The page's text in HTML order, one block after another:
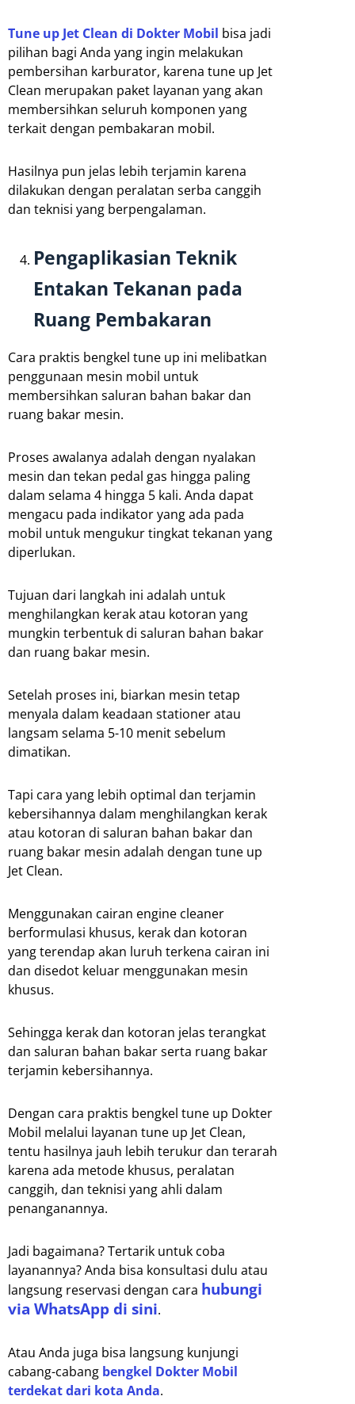
Tune up Jet Clean di Dokter Mobil bisa jadi
pilihan bagi Anda yang ingin melakukan
pembersihan karburator, karena tune up Jet
Clean merupakan paket layanan yang akan
membersihkan seluruh komponen yang
terkait dengan pembakaran mobil.
Hasilnya pun jelas lebih terjamin karena
dilakukan dengan peralatan serba canggih
dan teknisi yang berpengalaman.
Pengaplikasian Teknik
Entakan Tekanan pada
Ruang Pembakaran
Cara praktis bengkel tune up ini melibatkan
penggunaan mesin mobil untuk
membersihkan saluran bahan bakar dan
ruang bakar mesin.
Proses awalanya adalah dengan nyalakan
mesin dan tekan pedal gas hingga paling
dalam selama 4 hingga 5 kali. Anda dapat
mengacu pada indikator yang ada pada
mobil untuk mengukur tingkat tekanan yang
diperlukan.
Tujuan dari langkah ini adalah untuk
menghilangkan kerak atau kotoran yang
mungkin terbentuk di saluran bahan bakar
dan ruang bakar mesin.
Setelah proses ini, biarkan mesin tetap
menyala dalam keadaan stationer atau
langsam selama 5-10 menit sebelum
dimatikan.
Tapi cara yang lebih optimal dan terjamin
kebersihannya dalam menghilangkan kerak
atau kotoran di saluran bahan bakar dan
ruang bakar mesin adalah dengan tune up
Jet Clean.
Menggunakan cairan engine cleaner
berformulasi khusus, kerak dan kotoran
yang terendap akan luruh terkena cairan ini
dan disedot keluar menggunakan mesin
khusus.
Sehingga kerak dan kotoran jelas terangkat
dan saluran bahan bakar serta ruang bakar
terjamin kebersihannya.
Dengan cara praktis bengkel tune up Dokter
Mobil melalui layanan tune up Jet Clean,
tentu hasilnya jauh lebih terukur dan terarah
karena ada metode khusus, peralatan
canggih, dan teknisi yang ahli dalam
penanganannya.
Jadi bagaimana? Tertarik untuk coba
layanannya? Anda bisa konsultasi dulu atau
langsung reservasi dengan cara hubungi
via WhatsApp di sini.
Atau Anda juga bisa langsung kunjungi
cabang-cabang bengkel Dokter Mobil
terdekat dari kota Anda.